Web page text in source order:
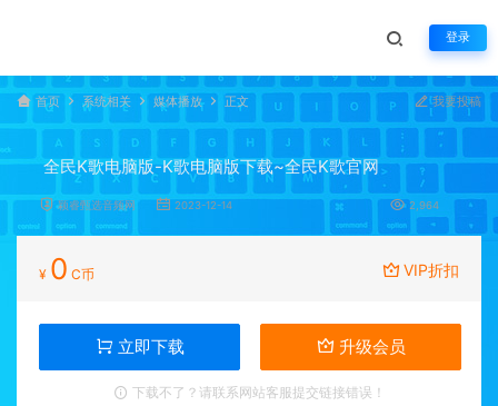
登录
首页 系统相关 媒体播放 正文 我要投稿
全民K歌电脑版-K歌电脑版下载~全民K歌官网
颖睿甄选音频网 2023-12-14 2,964
¥ 0 C币 VIP折扣
立即下载 升级会员
下载不了？请联系网站客服提交链接错误！